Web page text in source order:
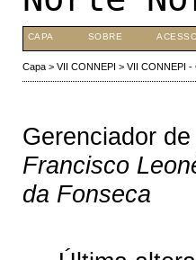
CAPA SOBRE
Capa> VII CONNEPI > VII CONNEPI -
Gerenciador
Francisco
da Fonseca